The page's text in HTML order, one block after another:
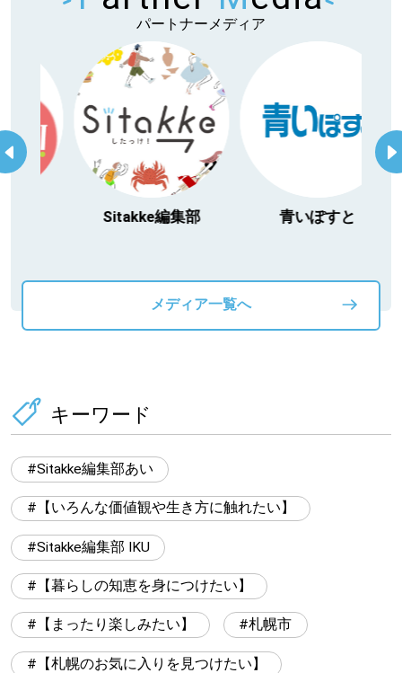
パートナーメディア
青いぽすと
「北海道３大か
メディア一覧へ
キーワード
Sitakke編集部あい
【いろんな価値観や生き方に触れたい】
Sitakke編集部 IKU
【暮らしの知恵を身につけたい】
【まったり楽しみたい】 札幌市
【札幌のお気に入りを見つけたい】